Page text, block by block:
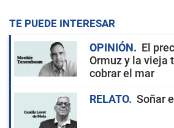
TE PUEDE INTERESAR
OPINIÓN
El
Ormuz y la vieja
cobrar el mar
RELATO
Soñar